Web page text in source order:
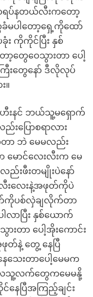
ရပ်နတယ်လီးကတော့
မပါတော့ရှေ့ကိုထော်
ကိုကိုင်ပြီး နှစ်
ေဝေသွားတာ ပေါ့
ြီးတွေနော် ဒီလိုလုပ်
။
ဟီးနင် ဘယ်သူ့မရှောက်
းပြောစရာလား
တာ ဘဲ မေမလည်း
ောင်လေးလီးက မေ
ည်းဖီးတမျိုးပဲနော်
းလေးနဲ့အဖုတ်ကိုပဲ
ကိုပစ်လှဲချလိုက်တာ
ာပြီး နှစ်ယောက်
းတာ ပေါ့အိုးကောင်း
တ်နဲ့ တွေ့ နေပြီ
ေသေးတာပေါ့မေမက
ေသူ့လက်တွေကမေမနို့
နေပြီအကြည့်ချင်း